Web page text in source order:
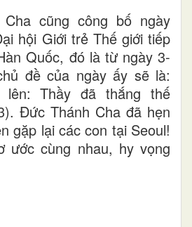
cũng công bố ngày
hội Giới trẻ Thế giới tiếp
Quốc, đó là từ ngày 3-
đề của ngày ấy sẽ là:
lên: Thầy đã thắng thế
Đức Thánh Cha đã hẹn
gặp lại các con tại Seoul!
ước cùng nhau, hy vọng